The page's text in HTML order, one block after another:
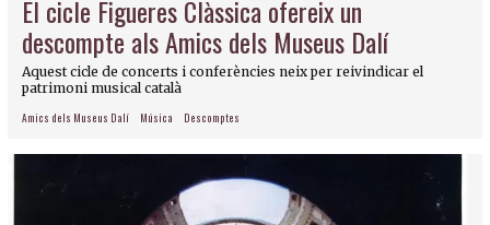
El cicle Figueres Clàssica ofereix un
descompte als Amics dels Museus Dalí
Aquest cicle de concerts i conferències neix per reivindicar el
patrimoni musical català
Amics dels Museus Dalí Música Descomptes